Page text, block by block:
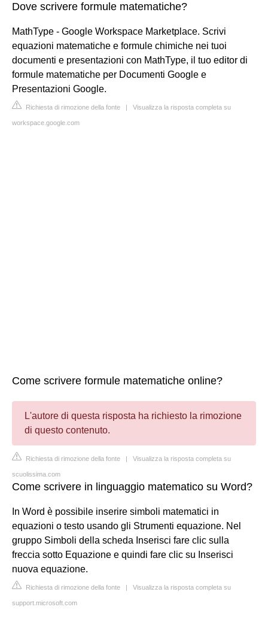
Dove scrivere formule matematiche?
MathType - Google Workspace Marketplace. Scrivi
equazioni matematiche e formule chimiche nei tuoi
documenti e presentazioni con MathType, il tuo editor di
formule matematiche per Documenti Google e
Presentazioni Google.
Richiesta di rimozione della fonte | Visualizza la risposta completa su
workspace.google.com
Come scrivere formule matematiche online?
L'autore di questa risposta ha richiesto la rimozione
di questo contenuto.
Richiesta di rimozione della fonte | Visualizza la risposta completa su
scuolissima.com
Come scrivere in linguaggio matematico su Word?
In Word è possibile inserire simboli matematici in
equazioni o testo usando gli Strumenti equazione. Nel
gruppo Simboli della scheda Inserisci fare clic sulla
freccia sotto Equazione e quindi fare clic su Inserisci
nuova equazione.
Richiesta di rimozione della fonte | Visualizza la risposta completa su
support.microsoft.com